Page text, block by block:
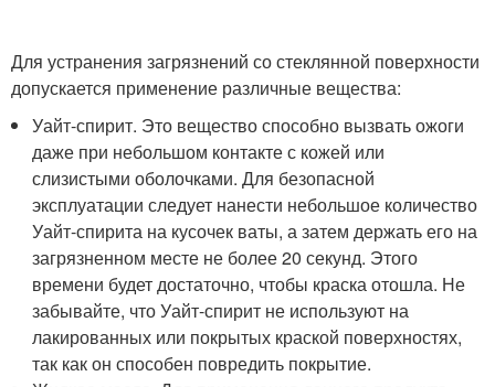
Для устранения загрязнений со стеклянной поверхности
допускается применение различные вещества:
Уайт-спирит. Это вещество способно вызвать ожоги
даже при небольшом контакте с кожей или
слизистыми оболочками. Для безопасной
эксплуатации следует нанести небольшое количество
Уайт-спирита на кусочек ваты, а затем держать его на
загрязненном месте не более 20 секунд. Этого
времени будет достаточно, чтобы краска отошла. Не
забывайте, что Уайт-спирит не используют на
лакированных или покрытых краской поверхностях,
так как он способен повредить покрытие.